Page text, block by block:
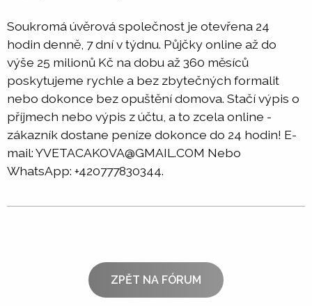
Soukromá úvěrová společnost je otevřena 24
hodin denně, 7 dní v týdnu. Půjčky online až do
výše 25 milionů Kč na dobu až 360 měsíců
poskytujeme rychle a bez zbytečných formalit
nebo dokonce bez opuštění domova. Stačí výpis o
příjmech nebo výpis z účtu, a to zcela online -
zákazník dostane peníze dokonce do 24 hodin! E-
mail: YVETACAKOVA@GMAIL.COM Nebo
WhatsApp: +420777830344.
ZPĚT NA FÓRUM